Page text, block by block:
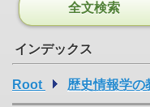
全文検索
インデックス
Root 歴史情報学の